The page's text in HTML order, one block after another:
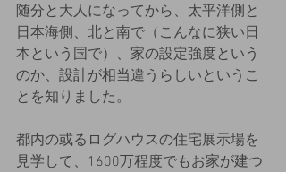
随分と大人になってから、太平洋側と
日本海側、北と南で（こんなに狭い日
本という国で）、家の設定強度という
のか、設計が相当違うらしいというこ
とを知りました。
都内の或るログハウスの住宅展示場を
見学して、1600万程度でもお家が建つ